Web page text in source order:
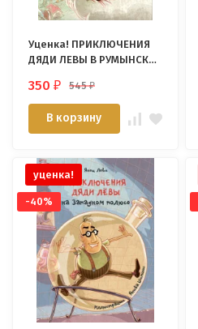
Уценка! ПРИКЛЮЧЕНИЯ
ДЯДИ ЛЕВЫ В РУМЫНСКИХ
350₽ 545₽
В корзину
уценка!
-40%